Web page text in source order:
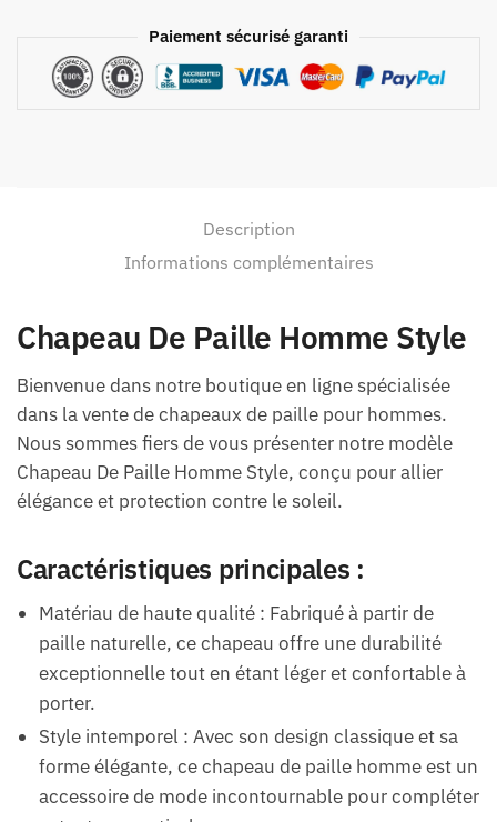
Paiement sécurisé garanti
Description
Informations complémentaires
Chapeau De Paille Homme Style
Bienvenue dans notre boutique en ligne spécialisée
dans la vente de chapeaux de paille pour hommes.
Nous sommes fiers de vous présenter notre modèle
Chapeau De Paille Homme Style, conçu pour allier
élégance et protection contre le soleil.
Caractéristiques principales :
Matériau de haute qualité : Fabriqué à partir de
paille naturelle, ce chapeau offre une durabilité
exceptionnelle tout en étant léger et confortable à
porter.
Style intemporel : Avec son design classique et sa
forme élégante, ce chapeau de paille homme est un
accessoire de mode incontournable pour compléter